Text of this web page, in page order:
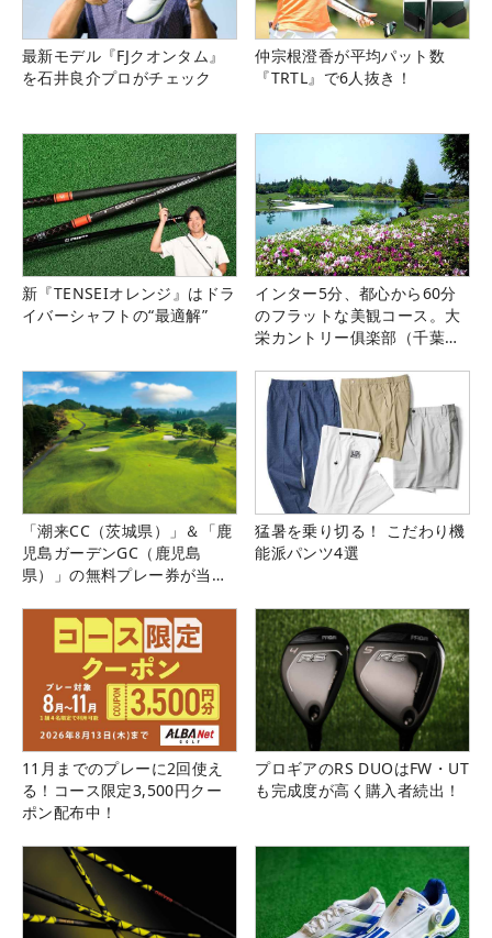
最新モデル『FJクオンタム』
を石井良介プロがチェック
仲宗根澄香が平均パット数
『TRTL』で6人抜き！
新『TENSEIオレンジ』はドラ
イバーシャフトの“最適解”
インター5分、都心から60分
のフラットな美観コース。大
栄カントリー俱楽部（千葉
「潮来CC（茨城県）」＆「鹿
児島ガーデンGC（鹿児島
県）」の無料プレー券が当た
猛暑を乗り切る！ こだわり機
能派パンツ4選
11月までのプレーに2回使え
る！コース限定3,500円クー
ポン配布中！
プロギアのRS DUOはFW・UT
も完成度が高く購入者続出！